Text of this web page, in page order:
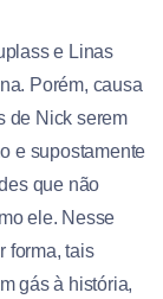
e Linas
Porém, causa
de Nick serem
e supostamente
que não
ele. Nesse
forma, tais
gás à história,